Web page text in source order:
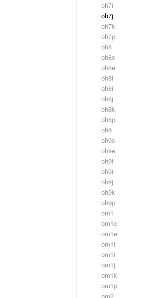
oh7i
oh7j
oh7k
oh7p
oh8
oh8c
oh8e
oh8f
oh8i
oh8j
oh8k
oh8p
oh9
oh9c
oh9e
oh9f
oh9i
oh9j
oh9k
oh9p
om1
om1c
om1e
om1f
om1i
om1j
om1k
om1p
om2